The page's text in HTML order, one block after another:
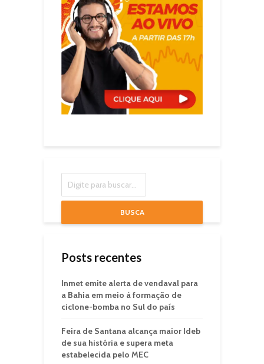
BUSCA
Posts recentes
Inmet emite alerta de vendaval para
a Bahia em meio à formação de
ciclone-bomba no Sul do país
Feira de Santana alcança maior Ideb
de sua história e supera meta
estabelecida pelo MEC